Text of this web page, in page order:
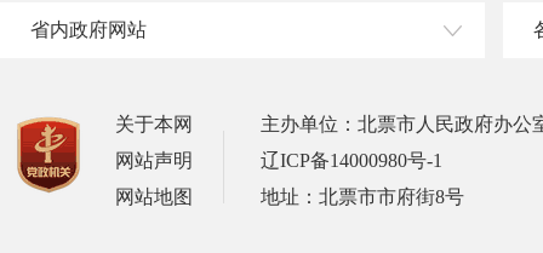
省内政府网站
关于本网
网站声明
网站地图
主办单位：北票市人民政府办公
辽ICP备14000980号-1
地址：北票市市府街8号